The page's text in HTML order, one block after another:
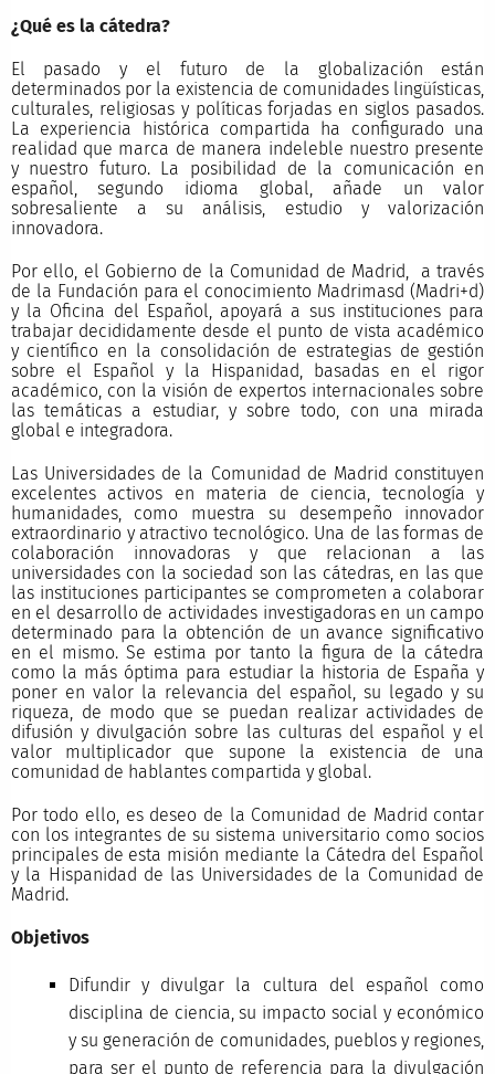
¿Qué es la cátedra?
El pasado y el futuro de la globalización están
determinados por la existencia de comunidades lingüísticas,
culturales, religiosas y políticas forjadas en siglos pasados.
La experiencia histórica compartida ha configurado una
realidad que marca de manera indeleble nuestro presente
y nuestro futuro. La posibilidad de la comunicación en
español, segundo idioma global, añade un valor
sobresaliente a su análisis, estudio y valorización
innovadora.
Por ello, el Gobierno de la Comunidad de Madrid, a través
de la Fundación para el conocimiento Madrimasd (Madri+d)
y la Oficina del Español, apoyará a sus instituciones para
trabajar decididamente desde el punto de vista académico
y científico en la consolidación de estrategias de gestión
sobre el Español y la Hispanidad, basadas en el rigor
académico, con la visión de expertos internacionales sobre
las temáticas a estudiar, y sobre todo, con una mirada
global e integradora.
Las Universidades de la Comunidad de Madrid constituyen
excelentes activos en materia de ciencia, tecnología y
humanidades, como muestra su desempeño innovador
extraordinario y atractivo tecnológico. Una de las formas de
colaboración innovadoras y que relacionan a las
universidades con la sociedad son las cátedras, en las que
las instituciones participantes se comprometen a colaborar
en el desarrollo de actividades investigadoras en un campo
determinado para la obtención de un avance significativo
en el mismo. Se estima por tanto la figura de la cátedra
como la más óptima para estudiar la historia de España y
poner en valor la relevancia del español, su legado y su
riqueza, de modo que se puedan realizar actividades de
difusión y divulgación sobre las culturas del español y el
valor multiplicador que supone la existencia de una
comunidad de hablantes compartida y global.
Por todo ello, es deseo de la Comunidad de Madrid contar
con los integrantes de su sistema universitario como socios
principales de esta misión mediante la Cátedra del Español
y la Hispanidad de las Universidades de la Comunidad de
Madrid.
Objetivos
Difundir y divulgar la cultura del español como
disciplina de ciencia, su impacto social y económico
y su generación de comunidades, pueblos y regiones,
para ser el punto de referencia para la divulgación